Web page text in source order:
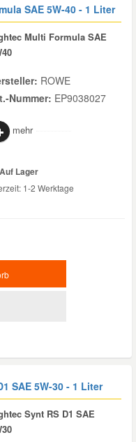
SAE 5W-40 - 1 Liter
Multi Formula SAE
ROWE
Nummer: EP9038027
mehr
Auf Lager
1-2 Werktage
SAE 5W-30 - 1 Liter
Synt RS D1 SAE